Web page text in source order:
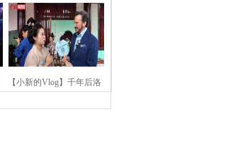
会在河南开封举行
【小新的Vlog】千年后洛